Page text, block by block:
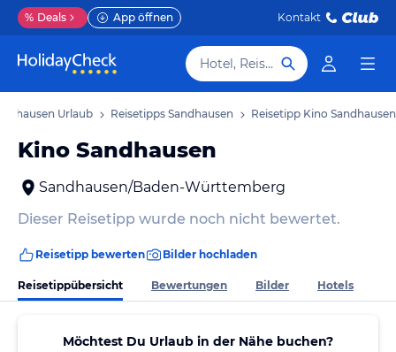
% Deals App öffnen Kontakt
Hotel, Reiseziel
Urlaub Reisetipps Sandhausen Reisetipp Kino Sandhausen
Kino Sandhausen
Sandhausen/Baden-Württemberg
Dieser Reisetipp wurde noch nicht bewertet.
Reisetipp bewerten Bilder hochladen
Reisetippübersicht Bewertungen Bilder Hotels
Möchtest Du Urlaub in der Nähe buchen?